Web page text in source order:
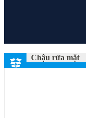
Chậu rửa mặt